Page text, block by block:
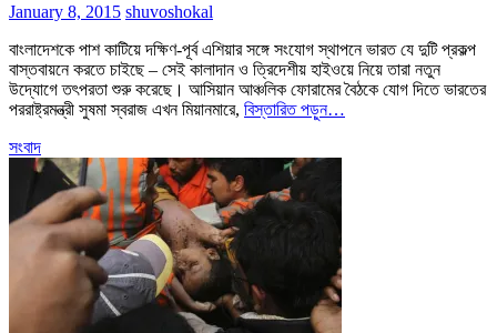
January 8, 2015 shuvoshokal
বাংলাদেশকে পাশ কাটিয়ে দক্ষিণ-পূর্ব এশিয়ার সঙ্গে সংযোগ স্থাপনে ভারত যে দুটি প্রকল্প
বাস্তবায়নে করতে চাইছে – সেই কালাদান ও ত্রিদেশীয় হাইওয়ে নিয়ে তারা নতুন
উদ্যোগে তৎপরতা শুরু করেছে। আসিয়ান আঞ্চলিক ফোরামের বৈঠকে যোগ দিতে ভারতের
পররাষ্ট্রমন্ত্রী সুষমা স্বরাজ এখন মিয়ানমারে, বিস্তারিত পড়ুন…
সংবাদ